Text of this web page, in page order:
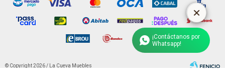
© Copyright 2026 / La Cueva Muebles
¡Contáctanos por
Whatsapp!